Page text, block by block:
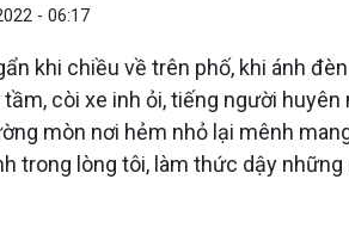
- 06:17
khi chiều về trên phố, khi ánh
còi xe inh ỏi, tiếng người
mòn nơi hẻm nhỏ lại mênh
trong lòng tôi, làm thức dậy